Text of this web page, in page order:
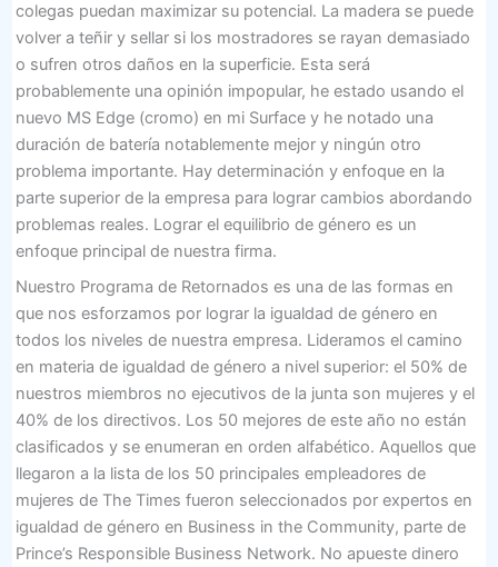
colegas puedan maximizar su potencial. La madera se puede
volver a teñir y sellar si los mostradores se rayan demasiado
o sufren otros daños en la superficie. Esta será
probablemente una opinión impopular, he estado usando el
nuevo MS Edge (cromo) en mi Surface y he notado una
duración de batería notablemente mejor y ningún otro
problema importante. Hay determinación y enfoque en la
parte superior de la empresa para lograr cambios abordando
problemas reales. Lograr el equilibrio de género es un
enfoque principal de nuestra firma.
Nuestro Programa de Retornados es una de las formas en
que nos esforzamos por lograr la igualdad de género en
todos los niveles de nuestra empresa. Lideramos el camino
en materia de igualdad de género a nivel superior: el 50% de
nuestros miembros no ejecutivos de la junta son mujeres y el
40% de los directivos. Los 50 mejores de este año no están
clasificados y se enumeran en orden alfabético. Aquellos que
llegaron a la lista de los 50 principales empleadores de
mujeres de The Times fueron seleccionados por expertos en
igualdad de género en Business in the Community, parte de
Prince’s Responsible Business Network. No apueste dinero